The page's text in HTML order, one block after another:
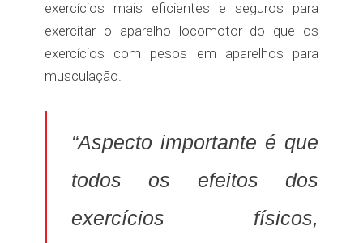
exercícios mais eficientes e seguros para
exercitar o aparelho locomotor do que os
exercícios com pesos em aparelhos para
musculação.
“Aspecto importante é que
todos os efeitos dos
exercícios físicos,